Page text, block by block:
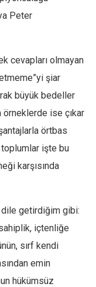
Peter
cevapları olmayan
şiar
büyük bedeller
örneklerde ise çıkar
örtbas
işte bu
karşısında
dile getirdiğim gibi:
içtenliğe
sırf kendi
emin
hükümsüz